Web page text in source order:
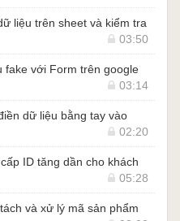
liệu trên sheet và kiểm tra
03:50
fake với Form trên google
03:14
dữ liệu bằng tay vào
02:20
ID tăng dần cho khách
05:28
và xử lý mã sản phẩm